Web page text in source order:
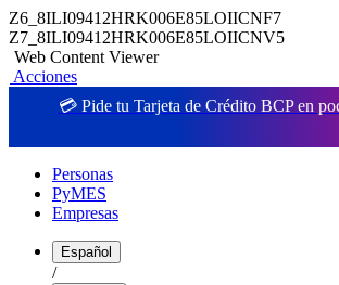
Z6_8ILI09412HRK006E85LOIICNF7
Z7_8ILI09412HRK006E85LOIICNV5
Web Content Viewer
Acciones
💳 Pide tu Tarjeta de Crédito BCP en
Personas
PyMES
Empresas
Español
/